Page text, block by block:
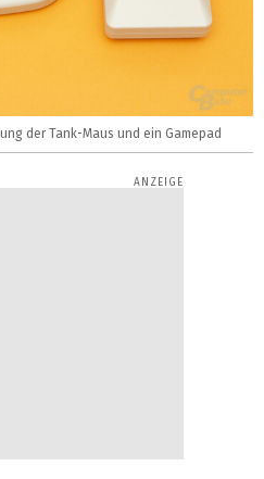
der Tank-Maus und ein Gamepad